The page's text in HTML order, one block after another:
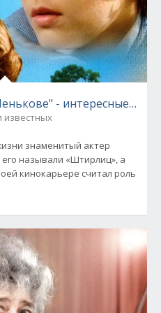
- интересные
известных
знаменитый актер
называли «Штирлиц», а
кинокарьере считал роль